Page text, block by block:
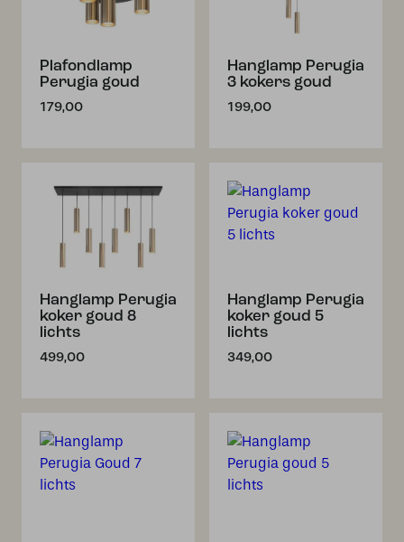
Plafondlamp
Perugia goud
179,00
Hanglamp Perugia
3 kokers goud
199,00
Hanglamp Perugia
koker goud 8
lichts
499,00
Hanglamp Perugia
koker goud 5
lichts
349,00